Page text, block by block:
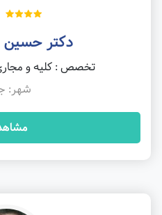
دکتر حسین
تخصص : کلیه و مجاری
شهر: